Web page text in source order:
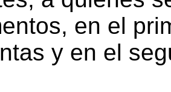
en el
y en el